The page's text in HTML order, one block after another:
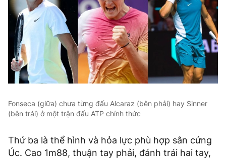
Fonseca (giữa) chưa từng đấu Alcaraz (bên phải) hay Sinner
(bên trái) ở một trận đấu ATP chính thức
Thứ ba là thể hình và hỏa lực phù hợp sân cứng
Úc. Cao 1m88, thuận tay phải, đánh trái hai tay,